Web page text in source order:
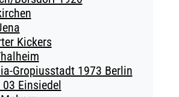
Kickers
Gropiusstadt 1973 Berlin
Einsiedel